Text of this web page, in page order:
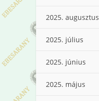
2025. augusztus
2025. július
2025. június
2025. május